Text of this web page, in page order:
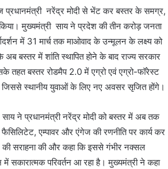
प्रधानमंत्री नरेंद्र मोदी से भेंट कर बस्तर के समग्र,
मुख्यमंत्री साय ने प्रदेश की तीन करोड़ जनता
में 31 मार्च तक माओवाद के उन्मूलन के लक्ष्य को
बस्तर में शांति स्थापित होने के बाद राज्य सरकार
बस्तर रोडमैप 2.0 में एग्रो एवं एग्रो-फॉरेस्ट
जिससे स्थानीय युवाओं के लिए नए अवसर सृजित होंगे।
ने प्रधानमंत्री नरेंद्र मोदी को बस्तर में अब तक
एम्पावर और एंगेज की रणनीति पर कार्य कर
की सराहना की और कहा कि इससे गंभीर नक्सल
में सकारात्मक परिवर्तन आ रहा है। मुख्यमंत्री ने कहा